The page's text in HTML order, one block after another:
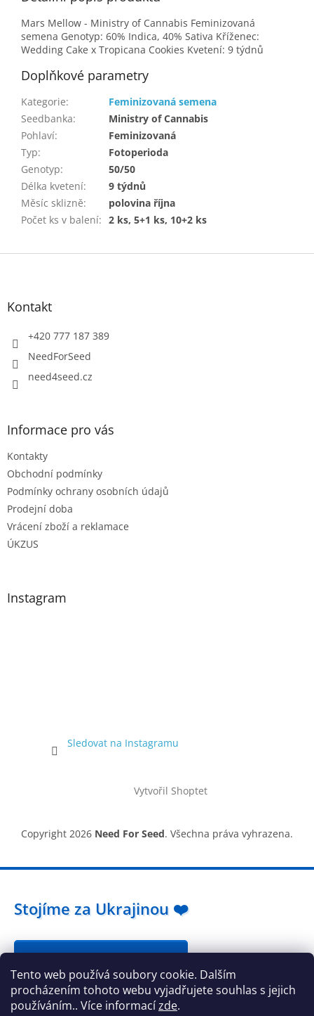
Tento web používá soubory cookie. Dalším
procházením tohoto webu vyjadřujete souhlas s jejich
používáním.. Více informacízde.
Mars Mellow - Ministry of Cannabis Feminizovaná
semena Genotyp: 60% Indica, 40% Sativa Kříženec:
Wedding Cake x Tropicana Cookies Kvetení: 9 týdnů
Doplňkové parametry
Kategorie:
Feminizovaná semena
Seedbanka:
Ministry of Cannabis
Pohlaví:
Feminizovaná
Typ:
Fotoperioda
Genotyp:
50/50
Délka kvetení:
9 týdnů
Měsíc sklizně:
polovina října
Počet ks v balení: 2 ks, 5+1 ks, 10+2 ks
Z
Kontakt
+420 777 187 389
NeedForSeed
need4seed.cz
Informace pro vás
Kontakty
Obchodní podmínky
Podmínky ochrany osobních údajů
Prodejní doba
Vrácení zboží a reklamace
ÚKZUS
Instagram
Sledovat na Instagramu
Vytvořil Shoptet
Copyright 2026 Need For Seed. Všechna práva vyhrazena.
Stojíme za Ukrajinou ❤️